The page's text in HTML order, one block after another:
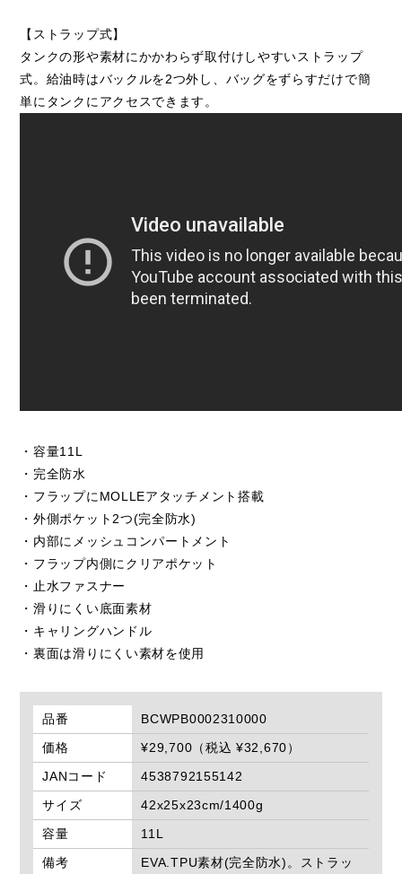
【ストラップ式】
タンクの形や素材にかかわらず取付けしやすいストラップ
式。給油時はバックルを2つ外し、バッグをずらすだけで簡
単にタンクにアクセスできます。
・容量11L
・完全防水
・フラップにMOLLEアタッチメント搭載
・外側ポケット2つ(完全防水)
・内部にメッシュコンパートメント
・フラップ内側にクリアポケット
・止水ファスナー
・滑りにくい底面素材
・キャリングハンドル
・裏面は滑りにくい素材を使用
品番
BCWPB0002310000
価格
¥29,700（税込 ¥32,670）
JANコード
4538792155142
サイズ
42x25x23cm/1400g
容量
11L
備考
EVA.TPU素材(完全防水)。ストラッ